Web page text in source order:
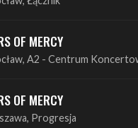
OF MERCY